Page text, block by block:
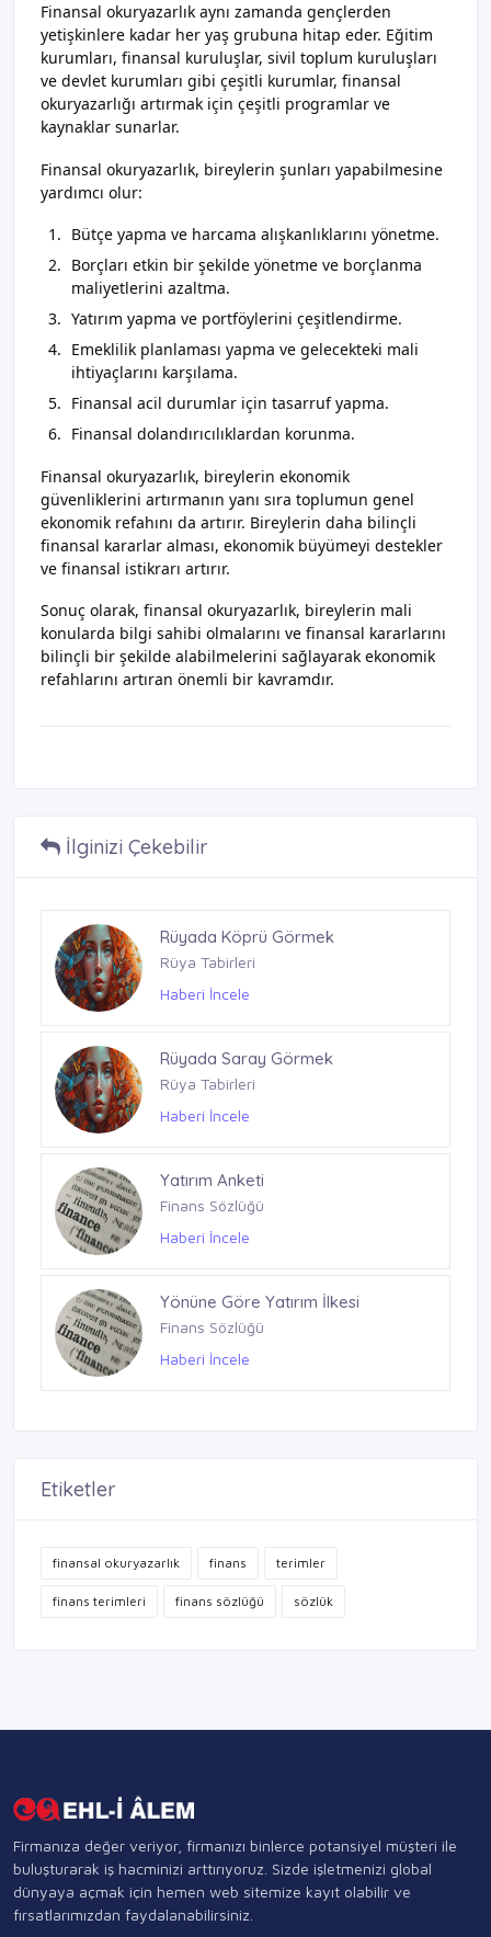
Finansal okuryazarlık aynı zamanda gençlerden
yetişkinlere kadar her yaş grubuna hitap eder. Eğitim
kurumları, finansal kuruluşlar, sivil toplum kuruluşları
ve devlet kurumları gibi çeşitli kurumlar, finansal
okuryazarlığı artırmak için çeşitli programlar ve
kaynaklar sunarlar.
Finansal okuryazarlık, bireylerin şunları yapabilmesine
yardımcı olur:
Bütçe yapma ve harcama alışkanlıklarını yönetme.
Borçları etkin bir şekilde yönetme ve borçlanma
maliyetlerini azaltma.
Yatırım yapma ve portföylerini çeşitlendirme.
Emeklilik planlaması yapma ve gelecekteki mali
ihtiyaçlarını karşılama.
Finansal acil durumlar için tasarruf yapma.
Finansal dolandırıcılıklardan korunma.
Finansal okuryazarlık, bireylerin ekonomik
güvenliklerini artırmanın yanı sıra toplumun genel
ekonomik refahını da artırır. Bireylerin daha bilinçli
finansal kararlar alması, ekonomik büyümeyi destekler
ve finansal istikrarı artırır.
Sonuç olarak, finansal okuryazarlık, bireylerin mali
konularda bilgi sahibi olmalarını ve finansal kararlarını
bilinçli bir şekilde alabilmelerini sağlayarak ekonomik
refahlarını artıran önemli bir kavramdır.
İlginizi Çekebilir
Yapısal Bankacılık Reformları
Finans Sözlüğü
Haberi İncele
Rüyada Köprü Görmek
Rüya Tabirleri
Haberi İncele
Rüyada Saray Görmek
Rüya Tabirleri
Haberi İncele
Yatırım Anketi
Finans Sözlüğü
Haberi İncele
Yönüne Göre Yatırım İlkesi
Finans Sözlüğü
Haberi İncele
Etiketler
finansal okuryazarlık finans terimler
finans terimleri finans sözlüğü sözlük
Firmanıza değer veriyor, firmanızı binlerce potansiyel müşteri ile
buluşturarak iş hacminizi arttırıyoruz. Sizde işletmenizi global
dünyaya açmak için hemen web sitemize kayıt olabilir ve
fırsatlarımızdan faydalanabilirsiniz.